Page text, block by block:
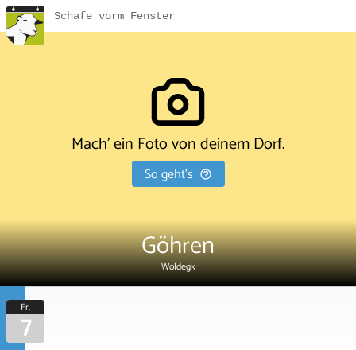
Schafe vorm Fenster
Mach' ein Foto von deinem Dorf.
So geht's
Göhren
Woldegk
Fr.
7